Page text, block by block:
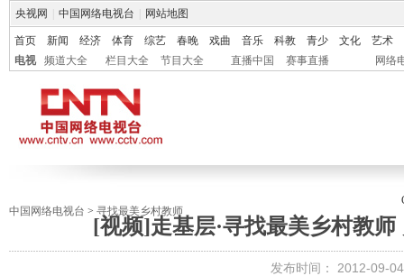
央视网 中国网络电视台 网站地图
首页 新闻 经济 体育 综艺 春晚 戏曲 音乐 科教 青少 文化
艺术
电视
频道大全 栏目大全 节目大全 直播中国 赛事直播 网络
中国网络电视台 > 寻找最美乡村教师
[视频]走基层·寻找最美乡村教
发布时间： 2012-09-